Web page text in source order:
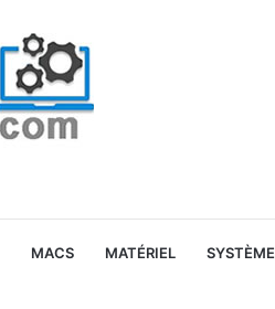
MACS MATÉRIEL SYSTÈME